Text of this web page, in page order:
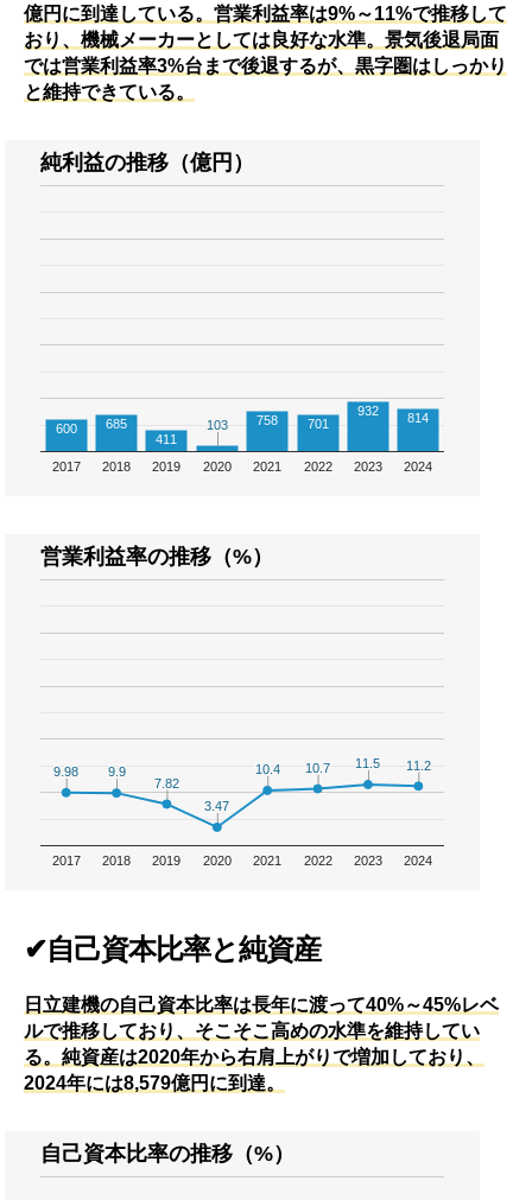
億円に到達している。営業利益率は9%～11%で推移して
おり、機械メーカーとしては良好な水準。景気後退局面
では営業利益率3%台まで後退するが、黒字圏はしっかり
と維持できている。
純利益の推移（億円）
2017 2018 2019 2020 2021 2022 2023 2024
600
685
411
103
103 758 701
932 814
営業利益率の推移（%）
2017 2018 2019 2020 2021 2022 2023 2024
9.98
9.98 9.9
9.9
7.82
7.82
3.47
3.47
10.4
10.4 10.7
10.7 11.5
11.5 11.2
11.2
✔自己資本比率と純資産
日立建機の自己資本比率は長年に渡って40%～45%レベ
ルで推移しており、そこそこ高めの水準を維持してい
る。純資産は2020年から右肩上がりで増加しており、
2024年には8,579億円に到達。
自己資本比率の推移（%）